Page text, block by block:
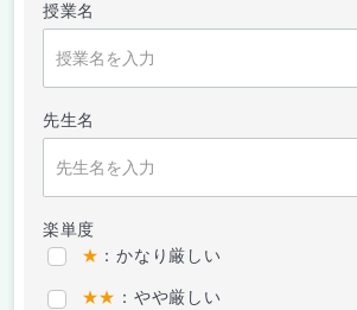
授業名
先生名
楽単度
★ ：かなり厳しい
★★ ：やや厳しい